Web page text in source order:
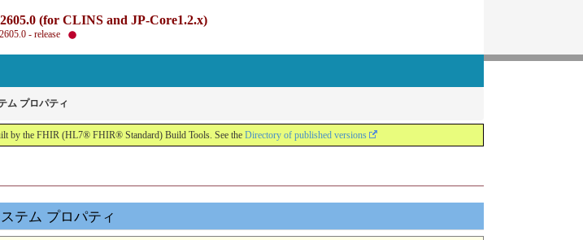
(for CLINS and JP-Core1.2.x)
- release
ム プロパティ
by the FHIR (HL7® FHIR® Standard) Build Tools. See the Directory of published versions
テム プロパティ